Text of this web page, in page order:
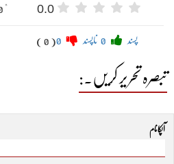
0.0 " 0 "ووٹ وصول ہوئے۔
پسند ناپسند ( 0 )
تبصرہ تحریر کریں۔:
آپکا نام